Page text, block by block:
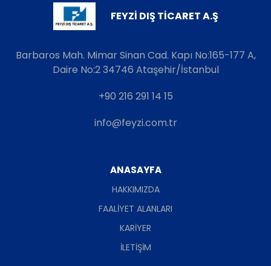
FEYZİ DIŞ TİCARET A.Ş
Barbaros Mah. Mimar Sinan Cad. Kapı No:165-177 A,
Daire No:2 34746 Ataşehir/İstanbul
+90 216 291 14 15
info@feyzi.com.tr
ANASAYFA
HAKKIMIZDA
FAALİYET ALANLARI
KARİYER
İLETİŞİM